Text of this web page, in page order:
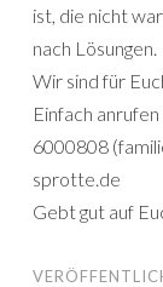
ist, die nicht
nach Lösungen.
Wir sind für
Einfach
6000808
sprotte.de
Gebt gut auf